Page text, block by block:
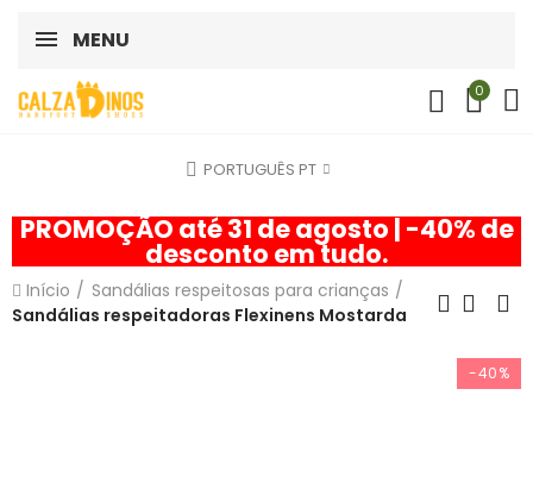
MENU
0
PORTUGUÊS PT
PROMOÇÃO até 31 de agosto | -40% de
desconto em tudo.
Início
Sandálias respeitosas para crianças
Sandálias respeitadoras Flexinens Mostarda
-40%